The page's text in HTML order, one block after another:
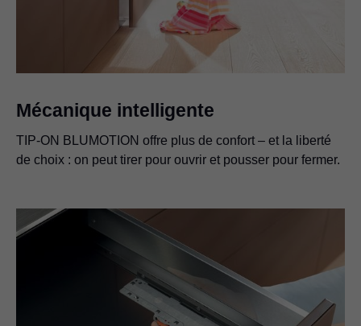
Mécanique intelligente
TIP-ON BLUMOTION offre plus de confort – et la liberté
de choix : on peut tirer pour ouvrir et pousser pour fermer.